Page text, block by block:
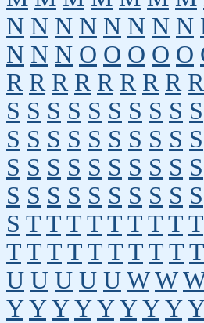
N N N N N N N N
N N N O O O O O
R R R R R R R R R
S S S S S S S S S S
S S S S S S S S S S
S S S S S S S S S S
S S S S S S S S S S
S T T T T T T T T T
T T T T T T T T T T
U U U U U W W
Y Y Y Y Y Y Y Y Y